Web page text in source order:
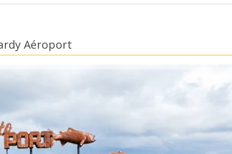
Aéroport